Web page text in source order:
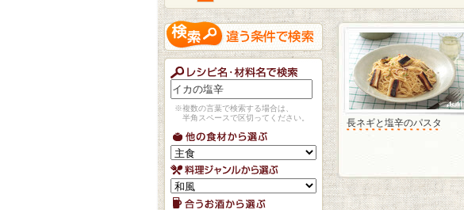
※複数の言葉で検索する場合は、
半角スペースで区切ってください。
長ネギと塩辛のパスタ